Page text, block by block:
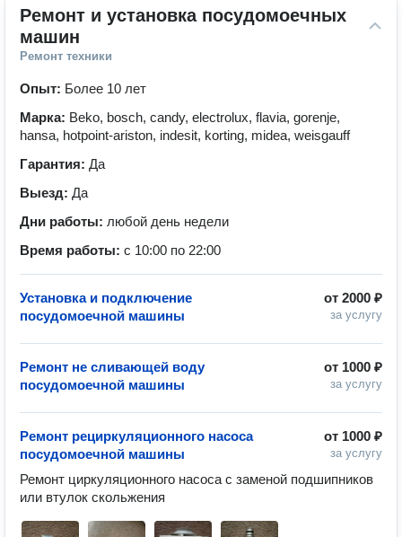
Ремонт и установка посудомоечных
машин
Ремонт техники
Опыт: Более 10 лет
Марка: Beko, bosch, candy, electrolux, flavia, gorenje,
hansa, hotpoint-ariston, indesit, korting, midea, weisgauff
Гарантия: Да
Выезд: Да
Дни работы: любой день недели
Время работы: с 10:00 по 22:00
от 2000 ₽
за услугу
Установка и подключение
посудомоечной машины
от 1000 ₽
за услугу
Ремонт не сливающей воду
посудомоечной машины
от 1000 ₽
за услугу
Ремонт рециркуляционного насоса
посудомоечной машины
Ремонт циркуляционного насоса с заменой подшипников
или втулок скольжения